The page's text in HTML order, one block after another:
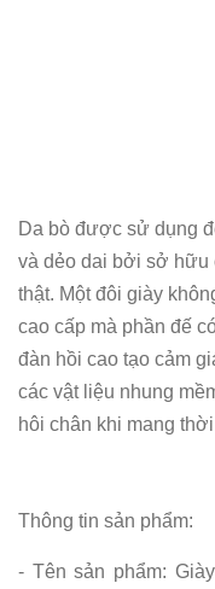
Da bò được sử dụng
và dẻo dai bởi sở hữu
thật. Một đôi giày
cao cấp mà phần đế
đàn hồi cao tạo cảm
các vật liệu nhung
hôi chân khi mang
Thông tin sản phẩm:
- Tên sản phẩm: